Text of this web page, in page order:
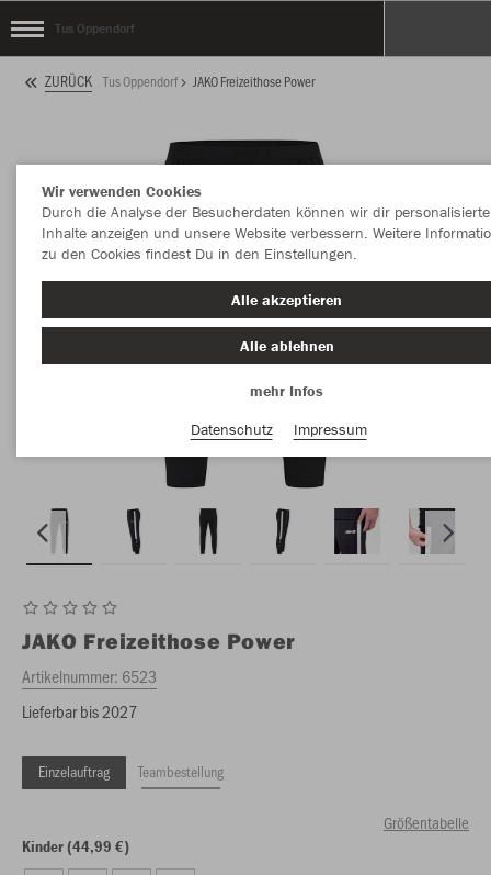
Tus Oppendorf
ZURÜCK Tus Oppendorf JAKO Freizeithose Power
JAKO Freizeithose Power
Artikelnummer: 6523
Lieferbar bis 2027
Einzelauftrag Teambestellung
Größentabelle
Kinder (44,99 €)
Wir verwenden Cookies
Durch die Analyse der Besucherdaten können wir dir personalisierte
Inhalte anzeigen und unsere Website verbessern. Weitere
zu den Cookies findest Du in den Einstellungen.
Alle akzeptieren
Alle ablehnen
mehr Infos
Datenschutz
Impressum